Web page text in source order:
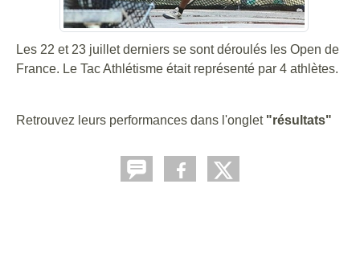
Les 22 et 23 juillet derniers se sont déroulés les Open de
France. Le Tac Athlétisme était représenté par 4 athlètes.
Retrouvez leurs performances dans l'onglet "résultats"